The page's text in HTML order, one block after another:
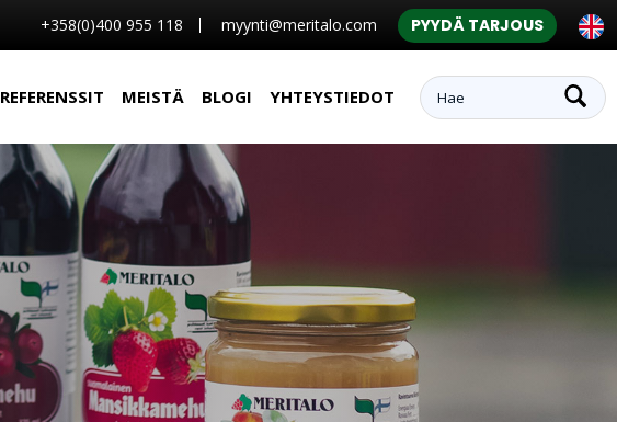
+358(0)400 955 118 myynti@meritalo.com PYYDÄ TARJOUS
REFERENSSIT MEISTÄ BLOGI YHTEYSTIEDOT